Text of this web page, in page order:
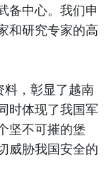
备中心。我们申
和研究专家的高
料，彰显了越南
时体现了我国军
坚不可摧的堡
威胁我国安全的